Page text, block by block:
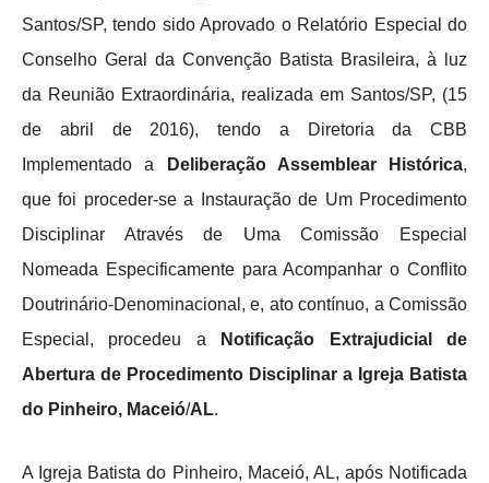
Santos/SP, tendo sido Aprovado o Relatório Especial do
Conselho Geral da Convenção Batista Brasileira, à luz
da Reunião Extraordinária, realizada em Santos/SP, (15
de abril de 2016), tendo a Diretoria da CBB
Implementado a
Deliberação Assemblear Histórica,
que foi proceder-se a Instauração de Um Procedimento
Disciplinar Através de Uma Comissão Especial
Nomeada Especificamente para Acompanhar o Conflito
Doutrinário-Denominacional, e, ato contínuo, a Comissão
Especial, procedeu a
Notificação Extrajudicial de
Abertura de Procedimento Disciplinar a Igreja Batista
do Pinheiro, Maceió/AL.
A Igreja Batista do Pinheiro, Maceió, AL, após Notificada